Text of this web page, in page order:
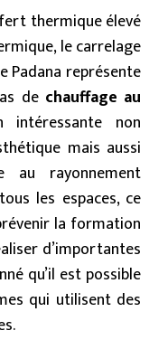
thermique élevé
le carrelage
Padana représente
de chauffage au
intéressante non
mais aussi
au rayonnement
les espaces, ce
la formation
d’importantes
qu’il est possible
qui utilisent des